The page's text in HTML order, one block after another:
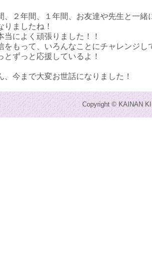
、２年間、１年間、お友達や先生と一緒
りましたね！
当によく頑張りました！！
をもって、いろんなことにチャレンジし
とずっと応援しているよ！
、今まで大変お世話になりました！
Copyright © KAINAN